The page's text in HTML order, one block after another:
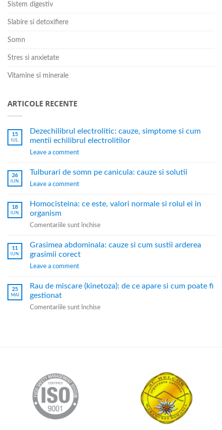
Sistem digestiv
Slabire si detoxifiere
Somn
Stres si anxietate
Vitamine si minerale
ARTICOLE RECENTE
15
IUL.
Dezechilibrul electrolitic: cauze, simptome si cum
mentii echilibrul electrolitilor
Leave a comment
26
IUN.
Tulburari de somn pe canicula: cauze si solutii
Leave a comment
18
IUN.
Homocisteina: ce este, valori normale si rolul ei in
organism
Comentariile sunt închise
11
IUN.
Grasimea abdominala: cauze si cum sustii arderea
grasimii corect
Leave a comment
25
MAI
Rau de miscare (kinetoza): de ce apare si cum poate fi
gestionat
Comentariile sunt închise